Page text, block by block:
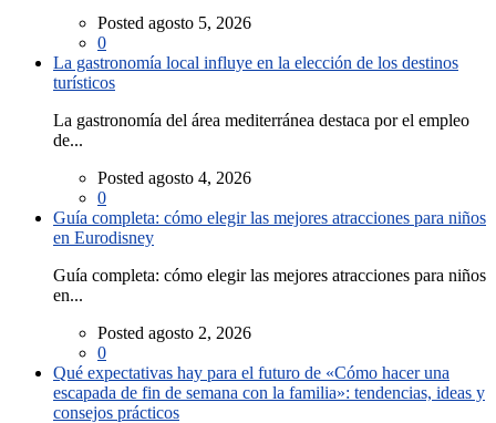
Posted agosto 5, 2026
0
La gastronomía local influye en la elección de los destinos
turísticos
La gastronomía del área mediterránea destaca por el empleo
de...
Posted agosto 4, 2026
0
Guía completa: cómo elegir las mejores atracciones para niños
en Eurodisney
Guía completa: cómo elegir las mejores atracciones para niños
en...
Posted agosto 2, 2026
0
Qué expectativas hay para el futuro de «Cómo hacer una
escapada de fin de semana con la familia»: tendencias, ideas y
consejos prácticos